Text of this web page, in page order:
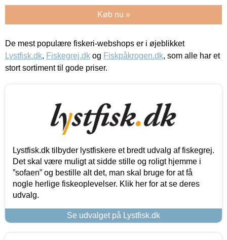
Køb nu »
De mest populære fiskeri-webshops er i øjeblikket
Lystfisk.dk, Fiskegrej.dk og Fiskpåkrogen.dk, som alle har et
stort sortiment til gode priser.
Lystfisk.dk tilbyder lystfiskere et bredt udvalg af fiskegrej.
Det skal være muligt at sidde stille og roligt hjemme i
”sofaen” og bestille alt det, man skal bruge for at få
nogle herlige fiskeoplevelser. Klik her for at se deres
udvalg.
Se udvalget på Lystfisk.dk